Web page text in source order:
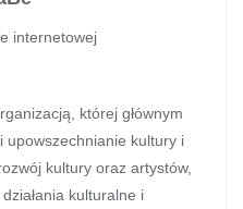
internetowej
której głównym
upowszechnianie kultury i
kultury oraz artystów,
kulturalne i